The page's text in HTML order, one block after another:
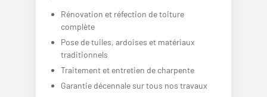
Rénovation et réfection de toiture
complète
Pose de tuiles, ardoises et matériaux
traditionnels
Traitement et entretien de charpente
Garantie décennale sur tous nos travaux